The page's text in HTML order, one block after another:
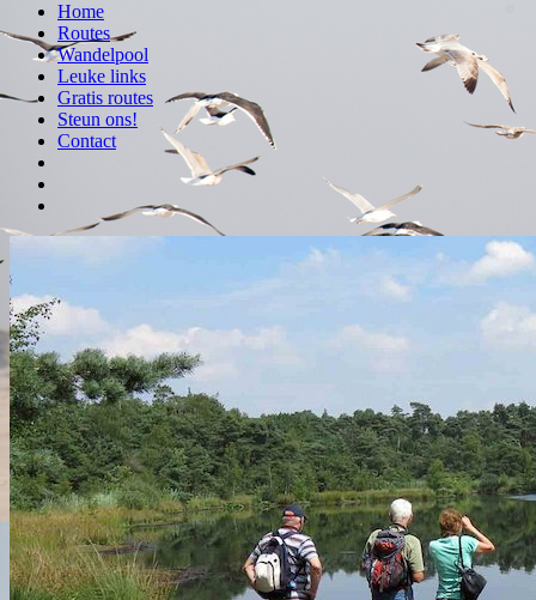
Home
Routes
Wandelpool
Leuke links
Gratis routes
Steun ons!
Contact